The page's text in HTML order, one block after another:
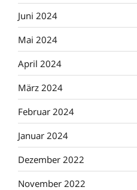
Juni 2024
Mai 2024
April 2024
März 2024
Februar 2024
Januar 2024
Dezember 2022
November 2022